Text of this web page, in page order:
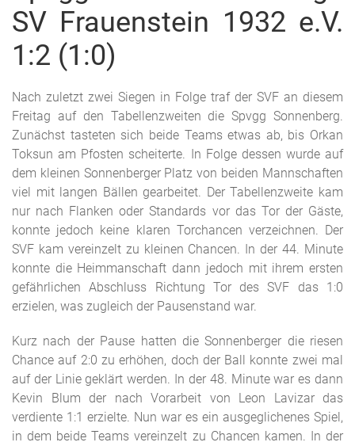
SV Frauenstein 1932 e.V.
1:2 (1:0)
Nach zuletzt zwei Siegen in Folge traf der SVF an diesem
Freitag auf den Tabellenzweiten die Spvgg Sonnenberg.
Zunächst tasteten sich beide Teams etwas ab, bis Orkan
Toksun am Pfosten scheiterte. In Folge dessen wurde auf
dem kleinen Sonnenberger Platz von beiden Mannschaften
viel mit langen Bällen gearbeitet. Der Tabellenzweite kam
nur nach Flanken oder Standards vor das Tor der Gäste,
konnte jedoch keine klaren Torchancen verzeichnen. Der
SVF kam vereinzelt zu kleinen Chancen. In der 44. Minute
konnte die Heimmanschaft dann jedoch mit ihrem ersten
gefährlichen Abschluss Richtung Tor des SVF das 1:0
erzielen, was zugleich der Pausenstand war.
Kurz nach der Pause hatten die Sonnenberger die riesen
Chance auf 2:0 zu erhöhen, doch der Ball konnte zwei mal
auf der Linie geklärt werden. In der 48. Minute war es dann
Kevin Blum der nach Vorarbeit von Leon Lavizar das
verdiente 1:1 erzielte. Nun war es ein ausgeglichenes Spiel,
in dem beide Teams vereinzelt zu Chancen kamen. In der